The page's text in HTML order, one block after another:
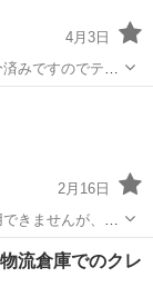
4月3日
みですのでテー
等ありますが 故
2月16日
きませんが、テ
流倉庫でのクレ